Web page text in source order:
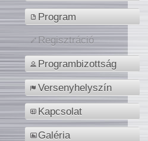
Program
Regisztráció
Programbizottság
Versenyhelyszín
Kapcsolat
Galéria